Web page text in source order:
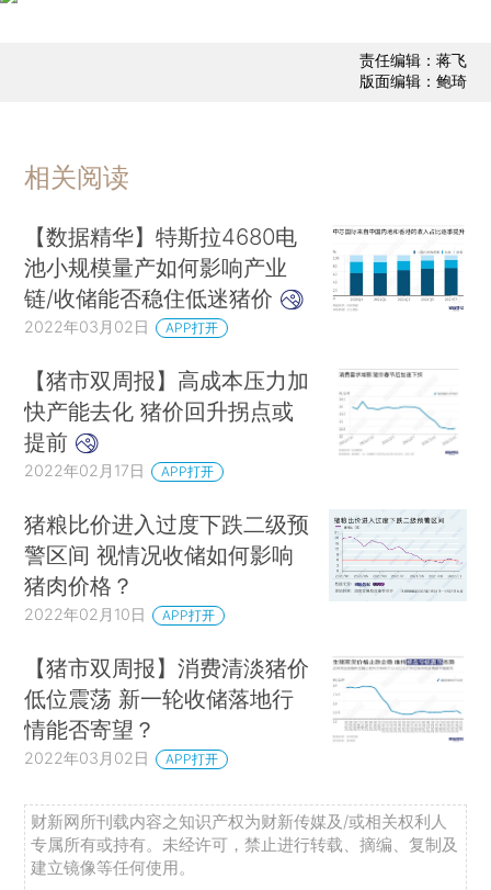
责任编辑：蒋飞
版面编辑：鲍琦
相关阅读
【数据精华】特斯拉4680电
池小规模量产如何影响产业
链/收储能否稳住低迷猪价
2022年03月02日 APP打开
【猪市双周报】高成本压力加
快产能去化 猪价回升拐点或
提前
2022年02月17日 APP打开
猪粮比价进入过度下跌二级预
警区间 视情况收储如何影响
猪肉价格？
2022年02月10日 APP打开
【猪市双周报】消费清淡猪价
低位震荡 新一轮收储落地行
情能否寄望？
2022年03月02日 APP打开
财新网所刊载内容之知识产权为财新传媒及/或相关权利人
专属所有或持有。未经许可，禁止进行转载、摘编、复制及
建立镜像等任何使用。